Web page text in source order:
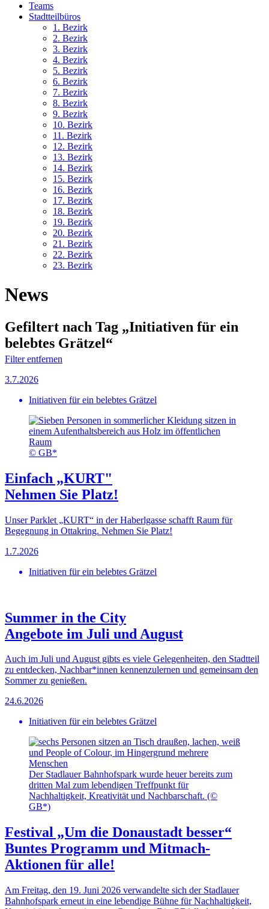
Teams
Stadtteilbüros
1. Bezirk
2. Bezirk
3. Bezirk
4. Bezirk
5. Bezirk
6. Bezirk
7. Bezirk
8. Bezirk
9. Bezirk
10. Bezirk
11. Bezirk
12. Bezirk
13. Bezirk
14. Bezirk
15. Bezirk
16. Bezirk
17. Bezirk
18. Bezirk
19. Bezirk
20. Bezirk
21. Bezirk
22. Bezirk
23. Bezirk
News
Gefiltert nach Tag „Initiativen für ein
belebtes Grätzel“
Filter entfernen
3.7.2026
Initiativen für ein belebtes Grätzel
© GB*
Einfach „KURT"
Nehmen Sie Platz!
Unser Parklet „KURT“ in der Haberlgasse schafft Raum für
Begegnung in Ottakring. Nehmen Sie Platz!
1.7.2026
Initiativen für ein belebtes Grätzel
Summer in the City
Angebote im Juli und August
Auch im Juli und August gibts es viele Gelegenheiten, den Stadtteil
zu entdecken, Nachbar*innen kennenzulernen und gemeinsam den
Sommer zu genießen.
24.6.2026
Initiativen für ein belebtes Grätzel
Der Stadlauer Bahnhofspark wurde heuer bereits zum
dritten Mal zum lebendigen Treffpunkt für
Nachhaltigkeit, Kreativität und Nachbarschaft. (©
GB*)
Festival „Um die Donaustadt besser“
Buntes Programm und Mitmach-
Aktionen für alle!
Am Freitag, den 19. Juni 2026 verwandelte sich der Stadlauer
Bahnhofspark erneut in eine lebendige Bühne für Nachhaltigkeit,